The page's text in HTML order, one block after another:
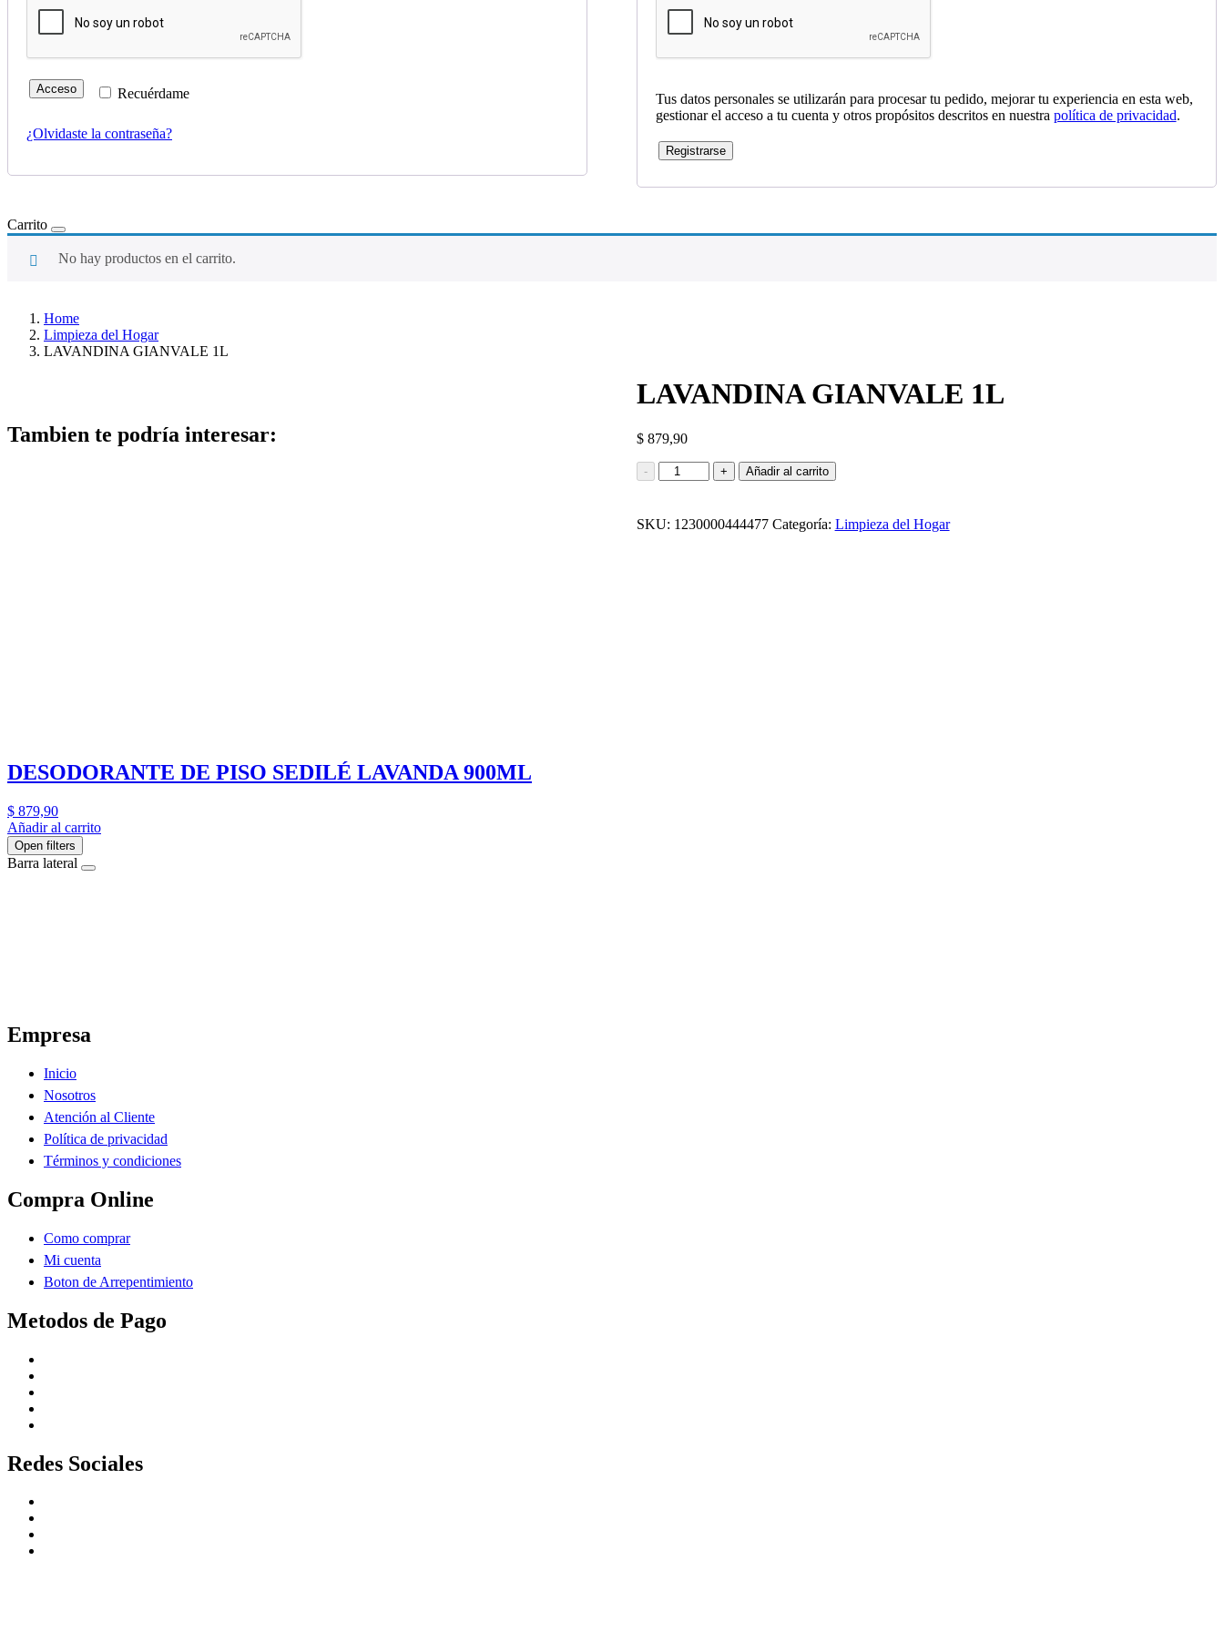
Recuérdame
Acceso
¿Olvidaste la contraseña?
Tus datos personales se utilizarán para procesar tu pedido, mejorar tu experiencia en esta web,
gestionar el acceso a tu cuenta y otros propósitos descritos en nuestra política de privacidad.
Registrarse
Carrito
No hay productos en el carrito.
Home
Limpieza del Hogar
LAVANDINA GIANVALE 1L
LAVANDINA GIANVALE 1L
$879,90
-
LAVANDINA
GIANVALE
cantidad
+ Añadir al carrito
SKU: 1230000444477 Categoría: Limpieza del Hogar
Tambien te podría interesar:
DESODORANTE DE PISO SEDILÉ LAVANDA 900ML
$ 879,90
Añadir al carrito
Open filters
Barra lateral
Empresa
Inicio
Nosotros
Atención al Cliente
Política de privacidad
Términos y condiciones
Compra Online
Como comprar
Mi cuenta
Boton de Arrepentimiento
Metodos de Pago
Redes Sociales